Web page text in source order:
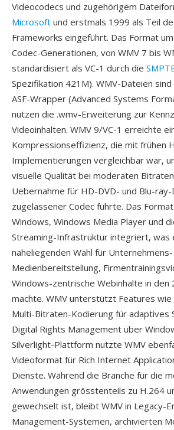
Videocodecs und zugehörigem
Microsoft und erstmals 1999 als Teil
Frameworks eingeführt. Das Format
Codec-Generationen, von WMV 7 bis
standardisiert als VC-1 durch die
Spezifikation 421M). WMV-Dateien
ASF-Wrapper (Advanced Systems
nutzen die .wmv-Erweiterung zur
Videoinhalten. WMV 9/VC-1 erreichte
Kompressionseffizienz, die mit frühen
Implementierungen vergleichbar war,
visuelle Qualität bei moderaten
Uebernahme für HD-DVD- und Blu-
zugelassener Codec führte. Das
Windows, Windows Media Player und
Streaming-Infrastruktur integriert, was
naheliegenden Wahl für Unternehmens-
Medienbereitstellung,
Windows-zentrische Webinhalte in den
machte. WMV unterstützt Features
Multi-Bitraten-Kodierung für adaptives
Digital Rights Management über
Silverlight-Plattform nutzte WMV
Videoformat für Rich Internet
Dienste. Während die Branche für die
Anwendungen grösstenteils zu H.264
gewechselt ist, bleibt WMV in Legacy-
Management-Systemen, archivierten